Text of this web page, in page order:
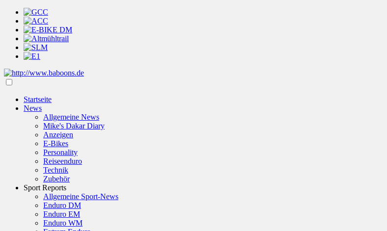
Startseite
News
Allgemeine News
Mike's Dakar Diary
Anzeigen
E-Bikes
Personality
Reiseenduro
Technik
Zubehör
Sport Reports
Allgemeine Sport-News
Enduro DM
Enduro EM
Enduro WM